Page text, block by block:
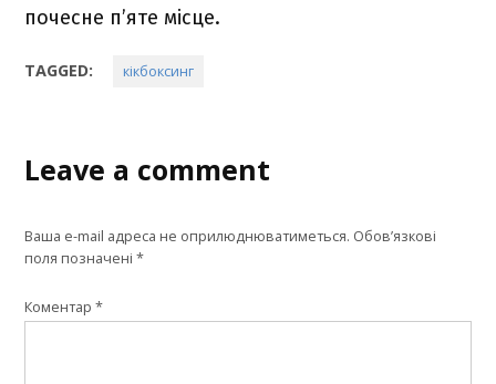
почесне п’яте місце.
TAGGED: кікбоксинг
Leave a comment
Ваша e-mail адреса не оприлюднюватиметься. Обов’язкові
поля позначені*
Коментар*